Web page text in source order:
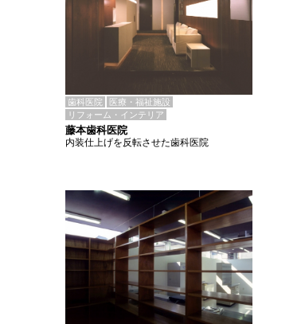
歯科医院
医療・福祉施設
リフォーム・インテリア
藤本歯科医院
内装仕上げを反転させた歯科医院